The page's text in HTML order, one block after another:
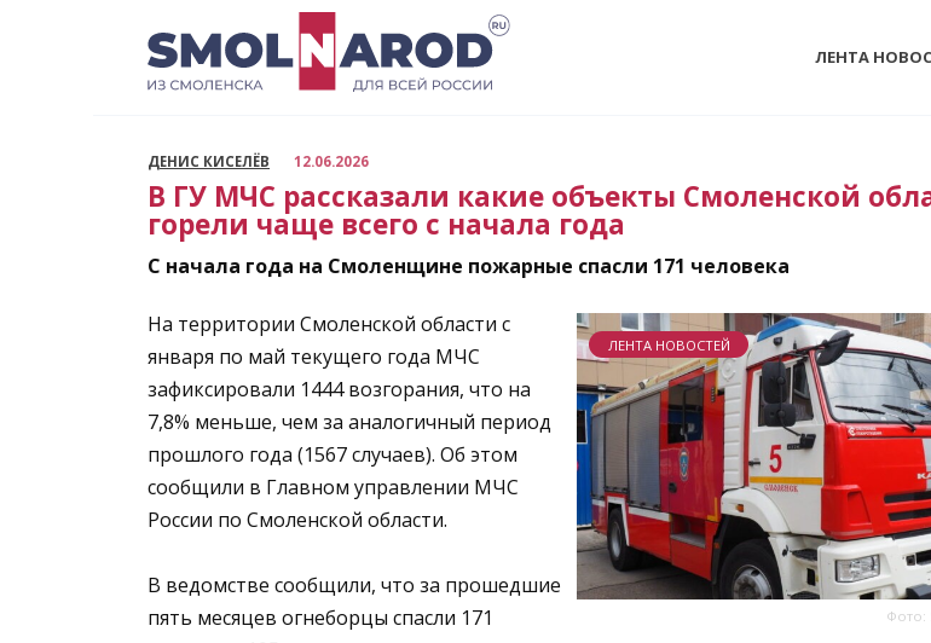
ЛЕНТА
ДЕНИС КИСЕЛЁВ 12.06.2026
В ГУ МЧС рассказали какие объекты Смоленской
горели чаще всего с начала года
С начала года на Смоленщине пожарные спасли 171 человека
Фото:
ЛЕНТА НОВОСТЕЙ
На территории Смоленской области с
января по май текущего года МЧС
зафиксировали 1444 возгорания, что на
7,8% меньше, чем за аналогичный период
прошлого года (1567 случаев). Об этом
сообщили в Главном управлении МЧС
России по Смоленской области.
В ведомстве сообщили, что за прошедшие
пять месяцев огнеборцы спасли 171